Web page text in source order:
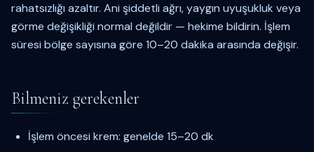
rahatsızlığı azaltır. Ani şiddetli ağrı, yaygın uyuşukluk veya
görme değişikliği normal değildir — hekime bildirin. İşlem
süresi bölge sayısına göre 10–20 dakika arasında değişir.
Bilmeniz gerekenler
İşlem öncesi krem: genelde 15–20 dk